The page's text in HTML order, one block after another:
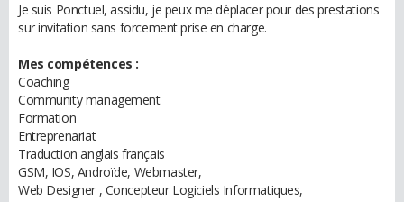
Je suis Ponctuel, assidu, je peux me déplacer pour des prestations
sur invitation sans forcement prise en charge.
Mes compétences :
Coaching
Community management
Formation
Entreprenariat
Traduction anglais français
GSM, IOS, Androïde, Webmaster,
Web Designer , Concepteur Logiciels Informatiques,